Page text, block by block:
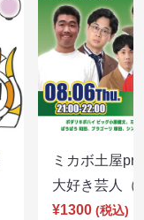
ミカボ土屋
大好き芸人
¥1300 (税込)